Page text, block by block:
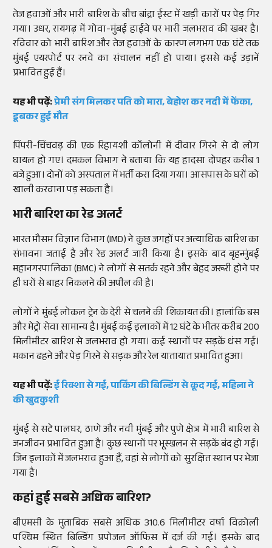
तेज हवाओं और भारी बारिश के बीच बांद्रा ईस्ट में खड़ी कारों पर पेड़ गिर
गया। उधर, रायगढ़ में गोवा-मुंबई हाईवे पर भारी जलभराव की खबर है।
रविवार को भारी बारिश और तेज हवाओं के कारण लगभग एक घंटे तक
मुंबई एयरपोर्ट पर रनवे का संचालन नहीं हो पाया। इससे कई उड़ानें
प्रभावित हुई हैं।
यह भी पढ़ें:प्रेमी संग मिलकर पति को मारा, बेहोश कर नदी में फेंका,
डूबकर हुई मौत
पिंपरी-चिंचवड़ की एक रिहायशी कॉलोनी में दीवार गिरने से दो लोग
घायल हो गए। दमकल विभाग ने बताया कि यह हादसा दोपहर करीब 1
बजे हुआ। दोनों को अस्पताल में भर्ती करा दिया गया। आसपास के घरों को
खाली करवाना पड़ सकता है।
भारी बारिश का रेड अलर्ट
भारत मौसम विज्ञान विभाग (IMD) ने कुछ जगहों पर अत्याधिक बारिश का
संभावना जताई है और रेड अलर्ट जारी किया है। इसके बाद बृहन्मुंबई
महानगरपालिका (BMC) ने लोगों से सतर्क रहने और बेहद जरूरी होने पर
ही घरों से बाहर निकलने की अपील की है।
लोगों ने मुंबई लोकल ट्रेन के देरी से चलने की शिकायत की। हालांकि बस
और मेट्रो सेवा सामान्य है। मुंबई कई इलाकों में 12 घंटे के भीतर करीब 200
मिलीमीटर बारिश से जलभराव हो गया। कई स्थानों पर सड़कें धंस गई।
मकान ढहने और पेड़ गिरने से सड़क और रेल यातायात प्रभावित हुआ।
यह भी पढ़ें:ई रिक्शा से गई, पार्किंग की बिल्डिंग से कूद गई, महिला ने
की खुदकुशी
मुंबई से सटे पालघर, ठाणे और नवी मुंबई और पुणे क्षेत्र में भारी बारिश से
जनजीवन प्रभावित हुआ है। कुछ स्थानों पर भूस्खलन से सड़कें बंद हो गई।
जिन इलाकों में जलभराव हुआ हैं, वहां से लोगों को सुरक्षित स्थान पर भेजा
गया है।
कहां हुई सबसे अधिक बारिश?
बीएमसी के मुताबिक सबसे अधिक 310.6 मिलीमीटर वर्षा विक्रोली
पश्चिम स्थित बिल्डिंग प्रपोजल ऑफिस में दर्ज की गई। इसके बाद